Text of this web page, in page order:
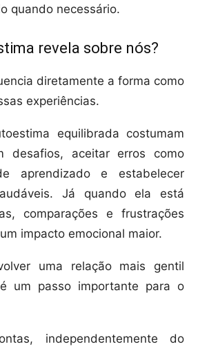
quando necessário.
revela sobre nós?
diretamente a forma como
experiências.
equilibrada costumam
desafios, aceitar erros como
aprendizado e estabelecer
Já quando ela está
comparações e frustrações
impacto emocional maior.
uma relação mais gentil
um passo importante para o
independentemente do